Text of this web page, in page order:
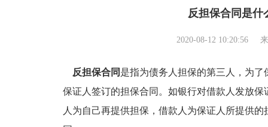
反担保合同是什
2020-08-12 10:20:56
反担保合同 是指为债务人担保的第三人，为
保证人签订的担保合同。如银行对借款人发放
人为自己再提供担保，借款人为保证人所提供